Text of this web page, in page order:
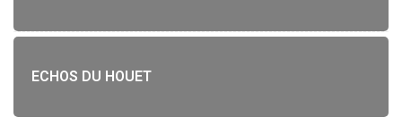
ECHOS DU HOUET